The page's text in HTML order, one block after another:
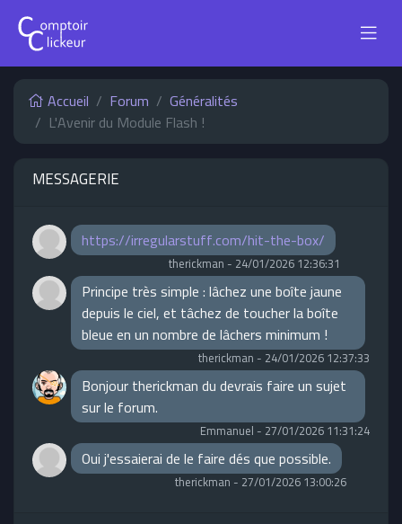
Accueil Forum
Généralités
L'Avenir du Module Flash !
MESSAGERIE
https://irregularstuff.com/hit-the-box/
therickman - 24/01/2026 12:36:31
Principe très simple : lâchez une boîte jaune
depuis le ciel, et tâchez de toucher la boîte
bleue en un nombre de lâchers minimum !
therickman - 24/01/2026 12:37:33
Bonjour therickman du devrais faire un sujet
sur le forum.
Emmanuel - 27/01/2026 11:31:24
Oui j'essaierai de le faire dés que possible.
therickman - 27/01/2026 13:00:26